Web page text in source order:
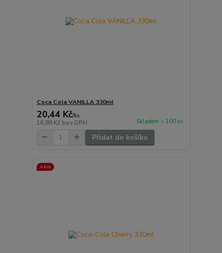
Coca Cola VANILLA 330ml
20,44 Kč/ks
16,89 Kč bez DPH Skladem > 100 ks
Přidat do košíku
Akce